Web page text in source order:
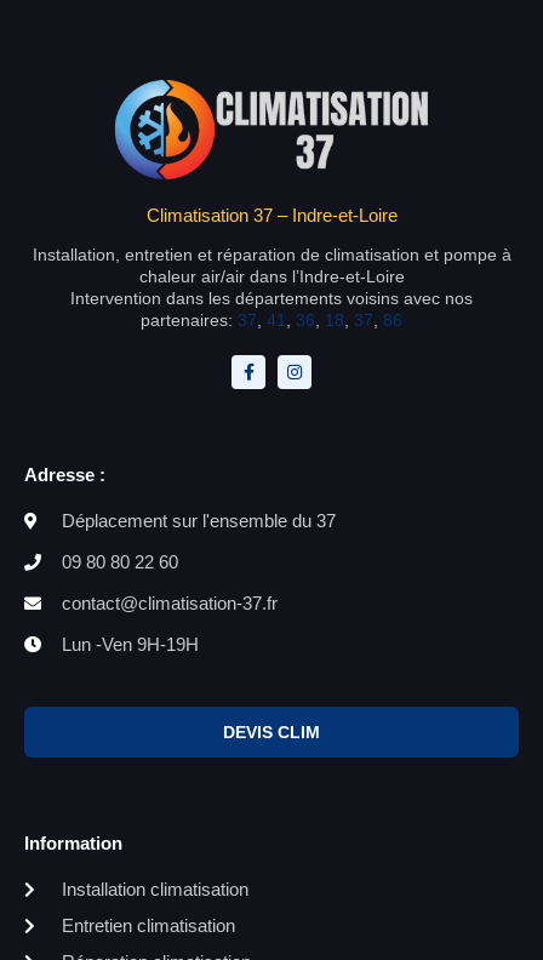
Climatisation 37 – Indre-et-Loire
Installation, entretien et réparation de climatisation et pompe à
chaleur air/air dans l’Indre-et-Loire
Intervention dans les départements voisins avec nos
partenaires: 37 41 36 18 37 86
Adresse :
Déplacement sur l'ensemble du 37
09 80 80 22 60
contact@climatisation-37.fr
Lun -Ven 9H-19H
DEVIS CLIM
Information
Installation climatisation
Entretien climatisation